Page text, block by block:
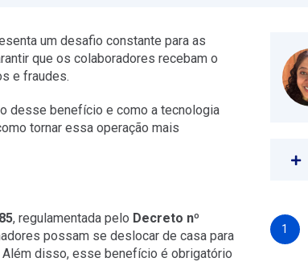
um desafio constante para as
que os colaboradores recebam o
e fraudes.
desse benefício e como a tecnologia
tornar essa operação mais
, regulamentada pelo Decreto nº
possam se deslocar de casa para
disso, esse benefício é obrigatório
1